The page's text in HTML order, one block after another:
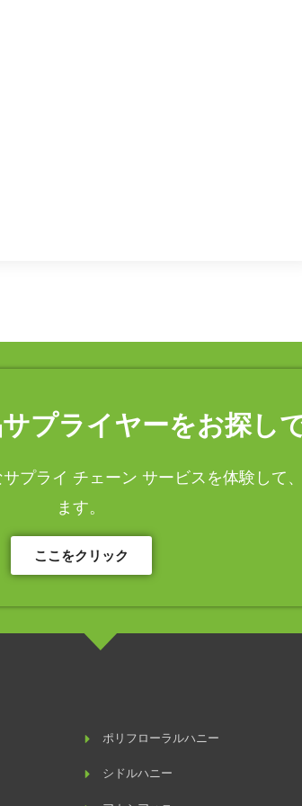
プライヤーをお探し
プライ チェーン サービスを体験して
ます。
ここをクリック
ポリフローラルハニー
シドルハニー